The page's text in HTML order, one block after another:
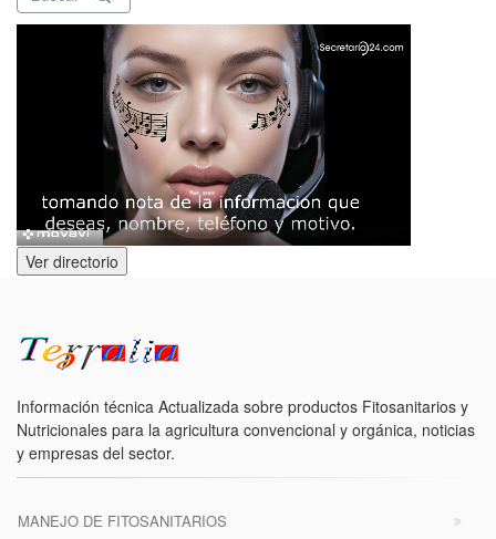
Ver directorio
Información técnica Actualizada sobre productos Fitosanitarios y
Nutricionales para la agricultura convencional y orgánica, noticias
y empresas del sector.
MANEJO DE FITOSANITARIOS